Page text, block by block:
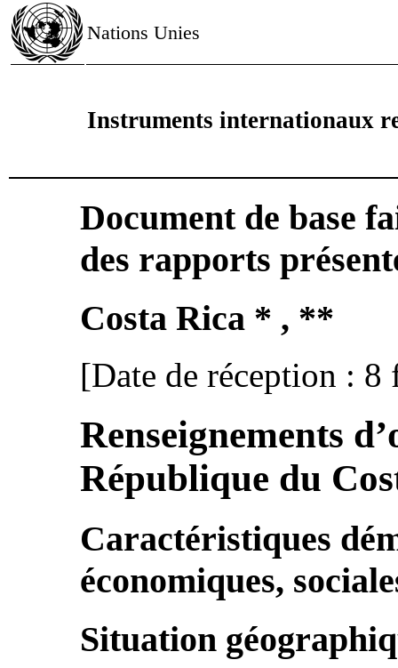
Nations Unies
Instruments internationaux
Document de base
des rapports
Costa Rica * , **
[Date de réception :
Renseignements
République du
Caractéristiques
économiques,
Situation